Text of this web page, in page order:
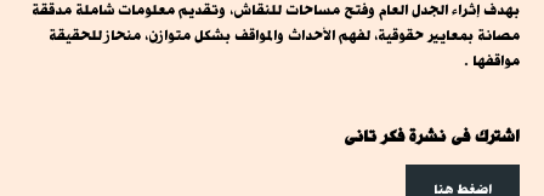
بهدف إثراء الجدل العام وفتح مساحات للنقاش، وتقديم معلومات شاملة مدققة
مصانة بمعايير حقوقية، لفهم الأحداث والمواقف بشكل متوازن، منحاز للحقيقة
مواقفها .
اشترك فى نشرة فكر تانى
اضغط هنا